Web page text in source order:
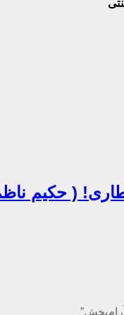
( حکیم